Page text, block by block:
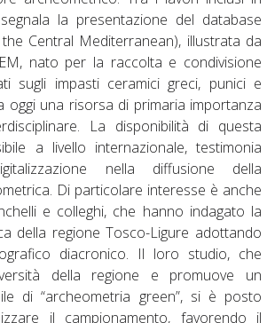
la presentazione del database
Central Mediterranean), illustrata da
nato per la raccolta e condivisione
sugli impasti ceramici greci, punici e
oggi una risorsa di primaria importanza
La disponibilità di questa
a livello internazionale, testimonia
nella diffusione della
Di particolare interesse è anche
e colleghi, che hanno indagato la
della regione Tosco-Ligure adottando
diacronico. Il loro studio, che
della regione e promuove un
di “archeometria green”, si è posto
il campionamento, favorendo il